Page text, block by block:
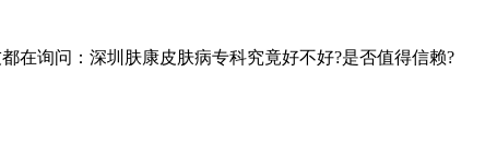
在询问：深圳肤康皮肤病专科究竟好不好?是否值得信赖?